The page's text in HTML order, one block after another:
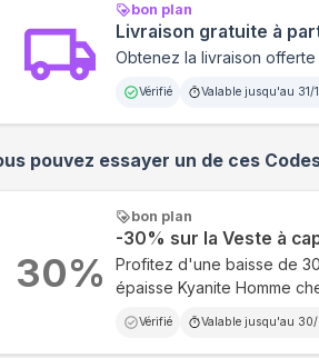
bon plan
Livraison gratuite à
Obtenez la livraison
Vérifié Valable jusqu'au 31/
pouvez essayer un de ces
bon plan
-30% sur la Veste à
Profitez d'une baisse de
épaisse Kyanite Homme
Vérifié Valable jusqu'au
30%